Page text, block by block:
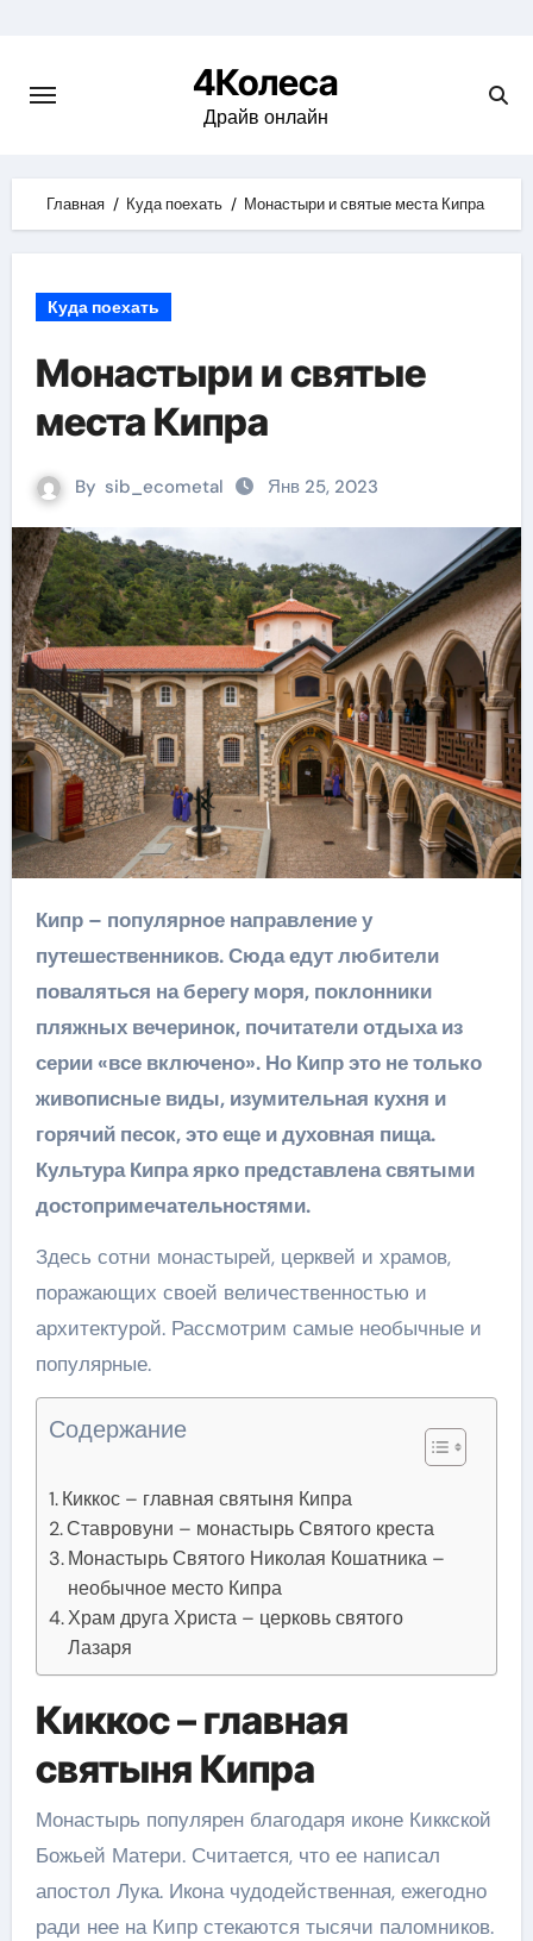
content
4Колеса
Драйв онлайн
Главная Куда поехать Монастыри и святые места Кипра
Куда поехать
Монастыри и святые
места Кипра
By sib_ecometal Янв 25, 2023
Кипр – популярное направление у
путешественников. Сюда едут любители
поваляться на берегу моря, поклонники
пляжных вечеринок, почитатели отдыха из
серии «все включено». Но Кипр это не только
живописные виды, изумительная кухня и
горячий песок, это еще и духовная пища.
Культура Кипра ярко представлена святыми
достопримечательностями.
Здесь сотни монастырей, церквей и храмов,
поражающих своей величественностью и
архитектурой. Рассмотрим самые необычные и
популярные.
Содержание
Киккос – главная святыня Кипра
Ставровуни – монастырь Святого креста
Монастырь Святого Николая Кошатника –
необычное место Кипра
Храм друга Христа – церковь святого
Лазаря
Киккос – главная
святыня Кипра
Монастырь популярен благодаря иконе Киккской
Божьей Матери. Считается, что ее написал
апостол Лука. Икона чудодейственная, ежегодно
ради нее на Кипр стекаются тысячи паломников.